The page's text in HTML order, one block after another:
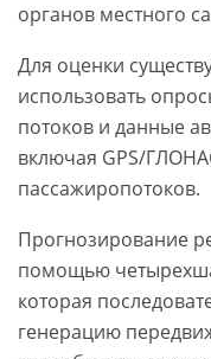
органов местного
Для оценки
использовать
потоков и данные
включая GPS/
пассажиропотоков.
Прогнозирование
помощью
которая
генерацию